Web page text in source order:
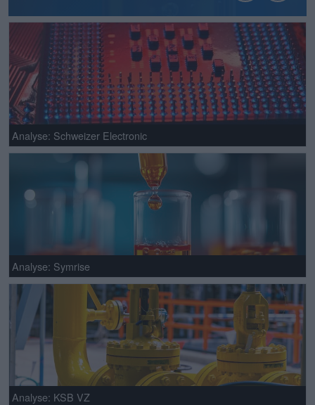
Analyse: Schweizer Electronic
Analyse: Symrise
Analyse: KSB VZ